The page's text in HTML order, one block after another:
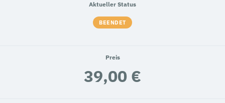
Aktueller Status
BEENDET
Preis
39,00 €